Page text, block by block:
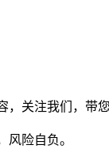
，关注我们，带
险自负。